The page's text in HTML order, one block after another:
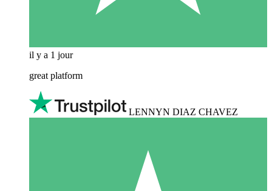
il y a 1 jour
great platform
LENNYN DIAZ CHAVEZ